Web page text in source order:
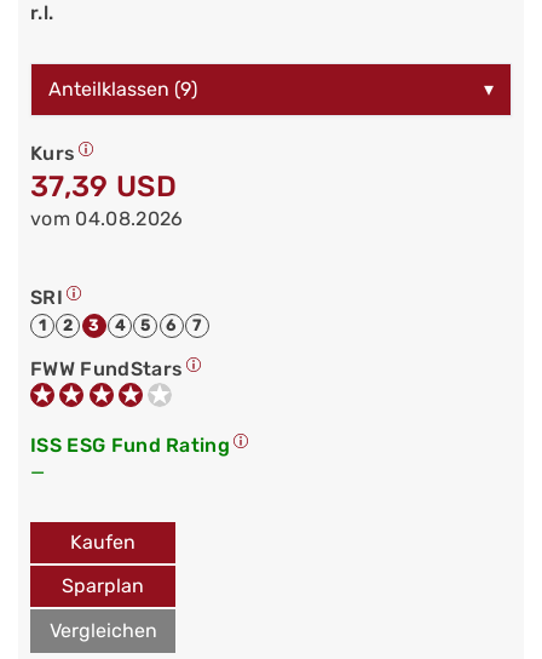
r.l.
Anteilklassen (9) ▾
Kurs
37,39 USD
vom 04.08.2026
SRI
1 2 3 4 5 6 7
FWW FundStars
ISS ESG Fund Rating
—
Kaufen
Sparplan
Vergleichen